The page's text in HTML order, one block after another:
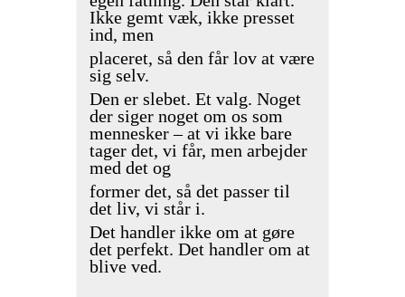
Ikke gemt væk, ikke presset
ind, men
placeret, så den får lov at være
sig selv.
Den er slebet. Et valg. Noget
der siger noget om os som
mennesker – at vi ikke bare
tager det, vi får, men arbejder
med det og
former det, så det passer til
det liv, vi står i.
Det handler ikke om at gøre
det perfekt. Det handler om at
blive ved.